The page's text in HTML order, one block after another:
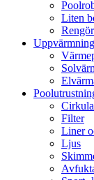
Liten
Uppvärmning
Filter
Liner
Ljus